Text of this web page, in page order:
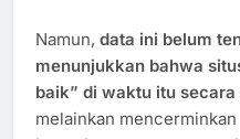
Namun, data ini belum
menunjukkan bahwa
baik” di waktu itu secara
melainkan mencerminkan